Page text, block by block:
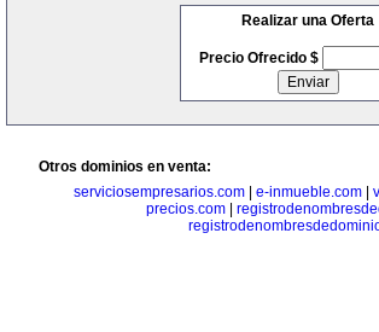
Realizar una Oferta
Precio Ofrecido $
Otros dominios en venta:
serviciosempresarios.com| e-inmueble.com|
precios.com